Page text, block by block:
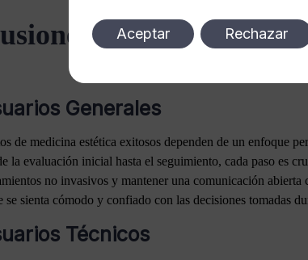
Generales
de medicina estética exitosos dependen de un enfoque
la evaluación inicial hasta el seguimiento, cada paso es
no invasivos y mantener una comunicación
se sienta cómodo y confiado con las decisiones tomadas
Técnicos
Aceptar Rechazar